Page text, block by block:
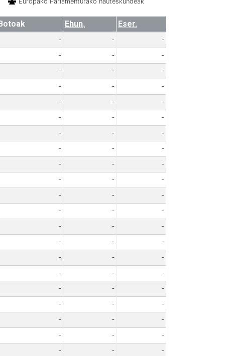
Ehun.
Eser.
- -
-
- -
-
- -
-
- -
-
- -
-
- -
-
- -
-
- -
-
- -
-
- -
-
- -
-
- -
-
- -
-
- -
-
- -
-
- -
-
- -
-
- -
-
- -
-
- -
-
- -
-